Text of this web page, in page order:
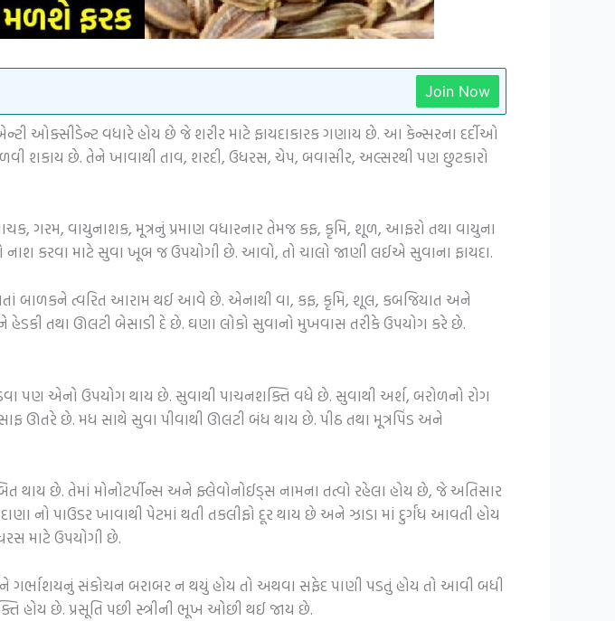
Join Now
ઓક્સીડેન્ટ વધારે હોય છે જે શરીર માટે ફાયદાકારક ગણાય છે. આ કેન્સરના દર્દીઓ
શકાય છે. તેને ખાવાથી તાવ, શરદી, ઉધરસ, ચેપ, બવાસીર, અલ્સરથી પણ છુટકારો
ગરમ, વાયુનાશક, મૂત્રનું પ્રમાણ વધારનાર તેમજ કફ, કૃમિ, શૂળ, આફરો તથા વાયુના
નાશ કરવા માટે સુવા ખૂબ જ ઉપયોગી છે. આવો, તો ચાલો જાણી લઈએ સુવાના ફાયદા.
બાળકને ત્વરિત આરામ થઈ આવે છે. એનાથી વા, કફ, કૃમિ, શૂલ, કબજિયાત અને
તથા ઊલટી બેસાડી દે છે. ઘણા લોકો સુવાનો મુખવાસ તરીકે ઉપયોગ કરે છે.
પણ એનો ઉપયોગ થાય છે. સુવાથી પાચનશક્તિ વધે છે. સુવાથી અર્શ, બરોળનો રોગ
ઊતરે છે. મધ સાથે સુવા પીવાથી ઊલટી બંધ થાય છે. પીઠ તથા મૂત્રપિંડ અને
થાય છે. તેમાં મોનોટર્પીન્સ અને ફ્લેવોનોઈડ્સ નામના તત્વો રહેલા હોય છે, જે અતિસાર
પાઉડર ખાવાથી પેટમાં થતી તકલીફો દૂર થાય છે અને ઝાડા માં દુર્ગંધ આવતી હોય
માટે ઉપયોગી છે.
સંકોચન બરાબર ન થયું હોય તો અથવા સફેદ પાણી પડતું હોય તો આવી બધી
હોય છે. પ્રસૂતિ પછી સ્ત્રીની ભૂખ ઓછી થઈ જાય છે.